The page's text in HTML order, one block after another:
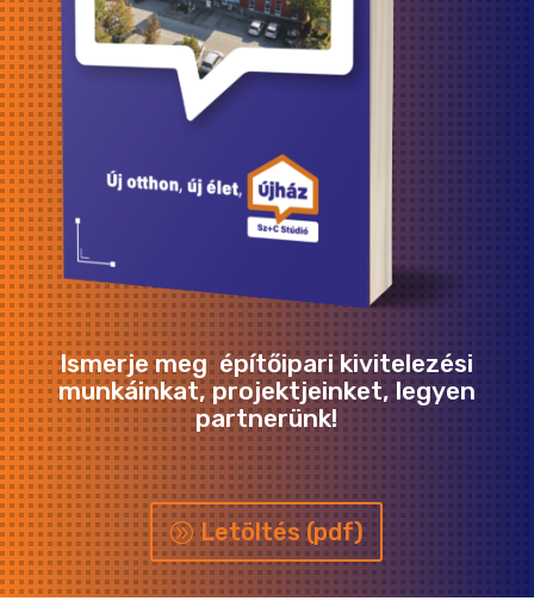
Ismerje meg építőipari kivitelezési
munkáinkat, projektjeinket, legyen
partnerünk!
Letöltés (pdf)